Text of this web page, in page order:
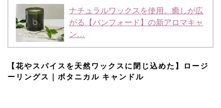
ナチュラルワックスを使用。癒しが広
がる【バンフォード】の新アロマキャ
ン…
【花やスパイスを天然ワックスに閉じ込めた】ロージ
ーリングス｜ボタニカル キャンドル